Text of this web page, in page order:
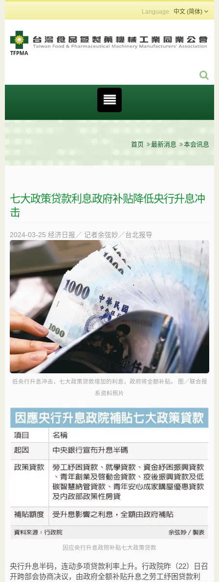
中文 (简体)
首页 最新消息 本会讯息
七大政策贷款利息政府补贴降低央行升息冲
击
2024-03-25 经济日报／ 记者余弦妙／台北报导
低央行升息冲击，七大政策贷款增加的利息，政府将全额补贴。 图／联合报
系资料照片
因应央行升息政院补贴七大政策贷款
央行升息半码，连动多项贷款利率上升。行政院昨（22）日召
开跨部会协商决议，由政府全额补贴升息之劳工纾困贷款利